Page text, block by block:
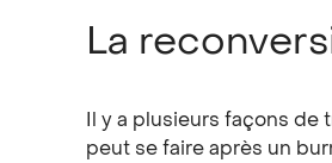
La
Il y a plusieurs façons de
peut se faire après un